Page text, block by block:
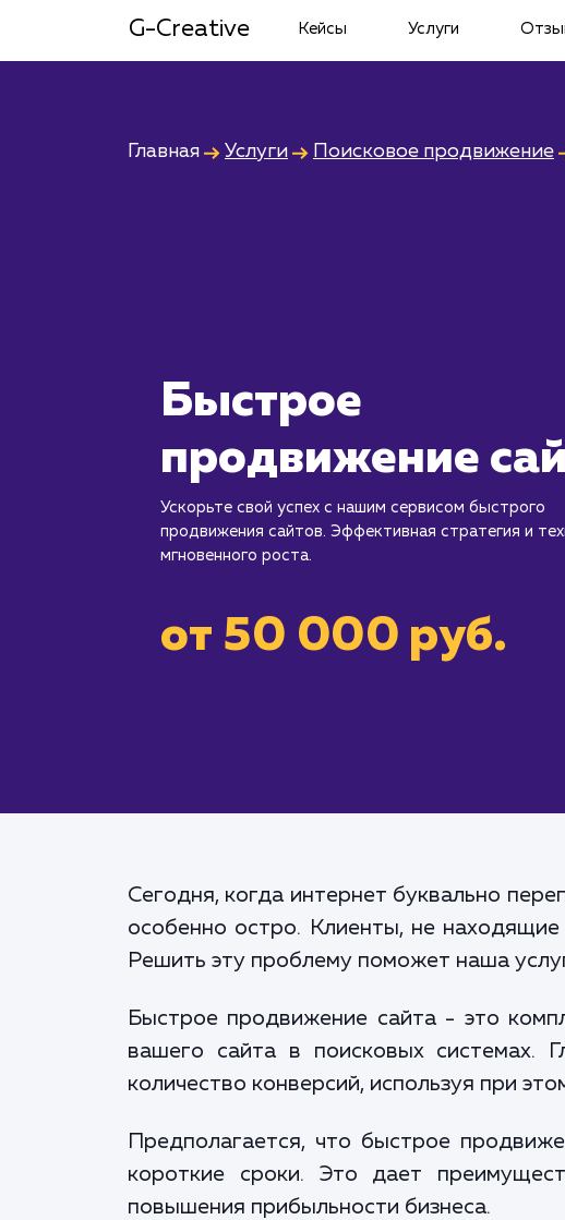
G-Creative Кейсы Услуги
Главная Услуги Поисковое продвижение
Быстрое
продвижение
Ускорьте свой успех с нашим сервисом быстрого
продвижения сайтов. Эффективная стратегия и
мгновенного роста.
от 50 000 руб.
Сегодня, когда интернет буквально
особенно остро. Клиенты, не
Решить эту проблему поможет наша
Быстрое продвижение сайта - это
вашего сайта в поисковых системах.
количество конверсий, используя при
Предполагается, что быстрое
короткие сроки. Это дает
повышения прибыльности бизнеса.